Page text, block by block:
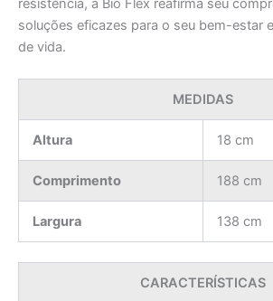
resistência, a Bio Flex reafirma seu
soluções eficazes para o seu bem-estar
de vida.
MEDIDAS
Altura 18 cm
Comprimento 188 cm
Largura 138 cm
CARACTERÍSTICAS